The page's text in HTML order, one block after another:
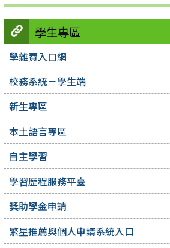
學生專區
學雜費入口網
校務系統－學生端
新生專區
本土語言專區
自主學習
學習歷程服務平臺
獎助學金申請
繁星推薦與個人申請系統入口